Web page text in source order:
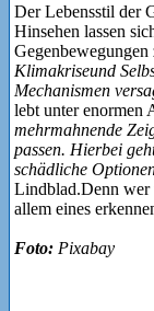
Der Lebensstil der
Hinsehen lassen
Klimakriseund
Mechanismen
lebt unter enormen
mehrmahnende
passen. Hierbei
schädliche
Lindblad.Denn wer
allem eines
Foto: Pixabay